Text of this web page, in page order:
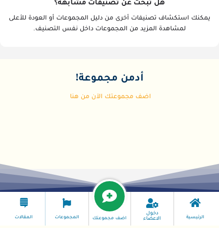
هل تبحث عن تصنيفات مشابهة؟
يمكنك استكشاف تصنيفات أخرى من دليل المجموعات أو العودة للأعلى
لمشاهدة المزيد من المجموعات داخل نفس التصنيف.
أدمن مجموعة!
اضف مجموعتك الآن من هنا
الرئيسية
دخول
الاعضاء
اضف مجموعتك المجموعات المقالات